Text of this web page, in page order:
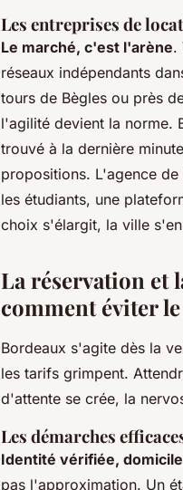
Les entreprises de
Le marché, c'est l'arène.
réseaux indépendants
tours de Bègles ou près
l'agilité devient la norme.
trouvé à la dernière
propositions. L'agence
les étudiants, une
choix s'élargit, la ville
La réservation et
comment éviter
Bordeaux s'agite dès la
les tarifs grimpent.
d'attente se crée, la
Les démarches
Identité vérifiée,
pas l'approximation. Un